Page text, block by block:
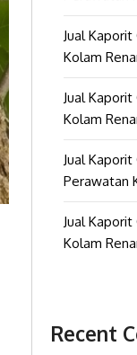
Jual
Kolam
Jual
Kolam
Jual
Perawatan
Jual
Kolam
Recent